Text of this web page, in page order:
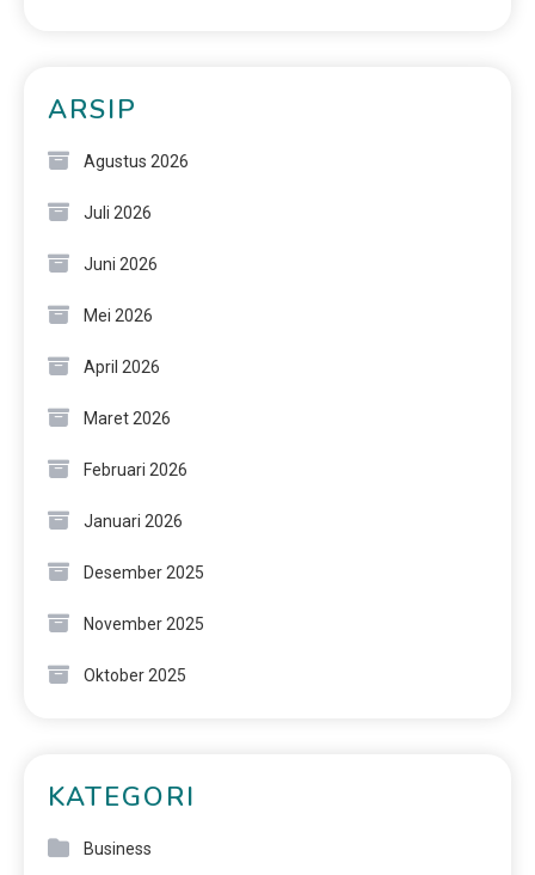
ARSIP
Agustus 2026
Juli 2026
Juni 2026
Mei 2026
April 2026
Maret 2026
Februari 2026
Januari 2026
Desember 2025
November 2025
Oktober 2025
KATEGORI
Business